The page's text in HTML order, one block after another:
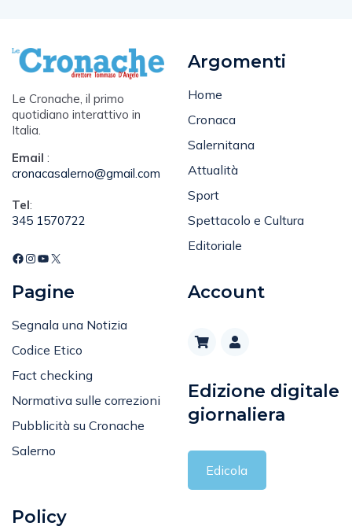
Le Cronache, il primo
quotidiano interattivo in
Italia.
Email :
cronacasalerno@gmail.com
Tel:
345 1570722
Argomenti
Home
Cronaca
Salernitana
Attualità
Sport
Spettacolo e Cultura
Editoriale
Pagine
Segnala una Notizia
Codice Etico
Fact checking
Normativa sulle correzioni
Pubblicità su Cronache
Salerno
Account
Edizione digitale
giornaliera
Edicola
Policy